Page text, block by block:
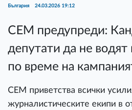
България 24.03.2026 19:12
СЕМ предупреди:
депутати да не водят
по време на
СЕМ приветства всички
журналистическите екипи в